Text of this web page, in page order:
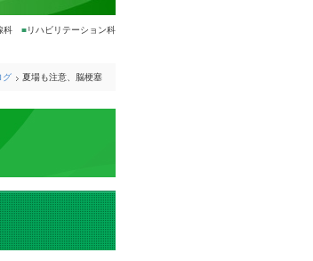
科 ■リハビリテーション科
グ 夏場も注意、脳梗塞